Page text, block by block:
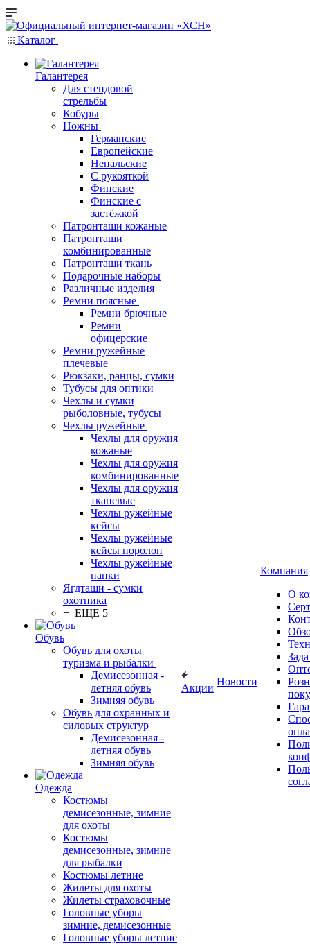
Каталог
Галантерея
Для стендовой
стрельбы
Кобуры
Ножны
Германские
Европейские
Непальские
С рукояткой
Финские
Финские с
застёжкой
Патронташи кожаные
Патронташи
комбинированные
Патронташи ткань
Подарочные наборы
Различные изделия
Ремни поясные
Ремни брючные
Ремни
офицерские
Ремни ружейные
плечевые
Рюкзаки, ранцы, сумки
Тубусы для оптики
Чехлы и сумки
рыболовные, тубусы
Чехлы ружейные
Чехлы для оружия
кожаные
Чехлы для оружия
комбинированные
Чехлы для оружия
тканевые
Чехлы ружейные
кейсы
Чехлы ружейные
кейсы поролон
Чехлы ружейные
папки
Ягдташи - сумки
охотника
+ ЕЩЕ 5
Обувь
Обувь для охоты
туризма и рыбалки
Демисезонная -
летняя обувь
Зимняя обувь
Обувь для охранных и
силовых структур
Демисезонная -
летняя обувь
Зимняя обувь
Одежда
Костюмы
демисезонные, зимние
для охоты
Костюмы
демисезонные, зимние
для рыбалки
Костюмы летние
Жилеты для охоты
Жилеты страховочные
Головные уборы
зимние, демисезонные
Головные уборы летние
Акции
Новости
Компания
О